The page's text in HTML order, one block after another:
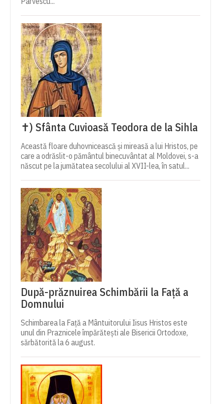
✝) Sfânta Cuvioasă Teodora de la Sihla
Această floare duhovnicească și mireasă a lui Hristos, pe
care a odrăslit-o pământul binecuvântat al Moldovei, s-a
născut pe la jumătatea secolului al XVII-lea, în satul...
După-prăznuirea Schimbării la Față a
Domnului
Schimbarea la Față a Mântuitorului Iisus Hristos este
unul din Praznicele împărătești ale Bisericii Ortodoxe,
sărbătorită la 6 august.